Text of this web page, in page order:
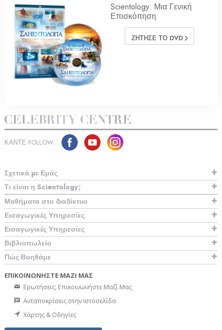
Scientology: Μια Γενική
Επισκόπηση
ΖΗΤΗΣΕ ΤΟ DVD
ΚΑΝΤΕ FOLLOW
Σχετικά µε Εμάς
Τι είναι η Scientology;
Μαθήματα στο διαδίκτυο
Εισαγωγικές Υπηρεσίες
Εισαγωγικές Υπηρεσίες
Βιβλιοπωλείο
Πώς Βοηθάμε
ΕΠΙΚΟΙΝΩΝΗΣΤΕ ΜΑΖΙ ΜΑΣ
Ερωτήσεις; Επικοινωνήστε Μαζί Μας
Ανταποκρίσεις στην Ιστοσελίδα
Χάρτης & Οδηγίες